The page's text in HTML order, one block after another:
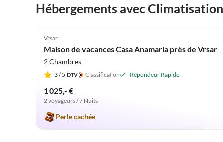
Hébergements avec Climatisation
Vrsar
Maison de vacances Casa Anamaria près de Vrsar
2 Chambres
3/ 5 Classification Répondeur Rapide
1 025,- €
2 voyageurs / 7 Nuits
Perle cachée